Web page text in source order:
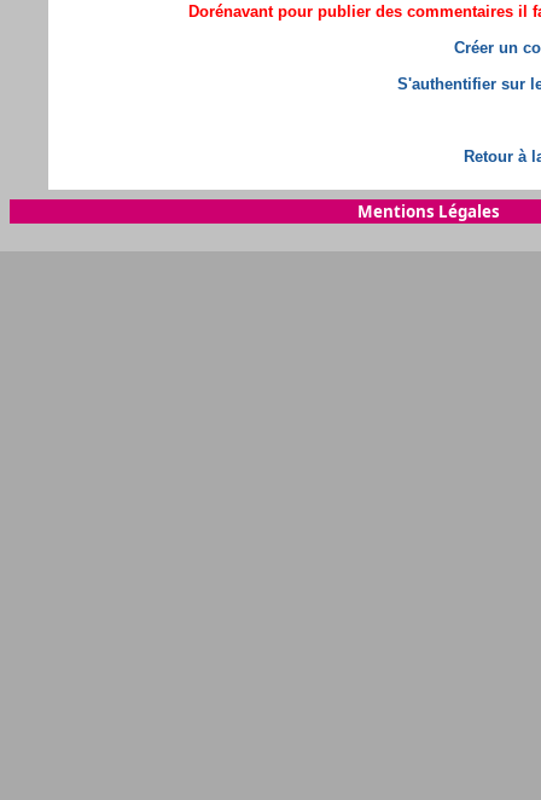
Dorénavant pour publier des commentaires il
Créer un
S'authentifier sur
Retour à
Mentions Légales